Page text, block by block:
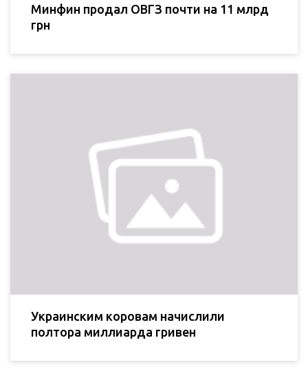
Минфин продал ОВГЗ почти на 11 млрд
грн
Украинским коровам начислили
полтора миллиарда гривен